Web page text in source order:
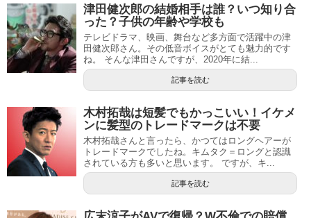
津田健次郎の結婚相手は誰？いつ知り合
った？子供の年齢や学校も
テレビドラマ、映画、舞台など多方面で活躍中の津
田健次郎さん。その低音ボイスがとても魅力的です
ね。 そんな津田さんですが、2020年に結...
記事を読む
木村拓哉は短髪でもかっこいい！イケメ
ンに髪型のトレードマークは不要
木村拓哉さんと言ったら、かつてはロングヘアーが
トレードマークでしたね。キムタク＝ロングと認識
されている方も多いと思います。 ですが、キ...
記事を読む